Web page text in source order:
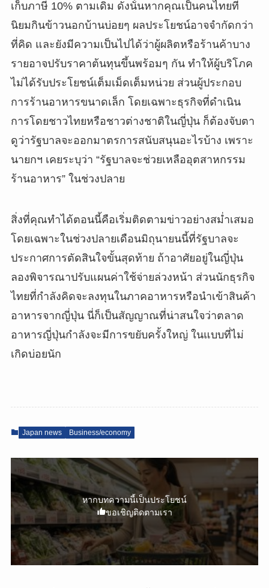
เก็บภาษี 10% ตามเดิม ดังนั้นหากคุณเป็นคนไทยที่
นิยมกินข้าวนอกบ้านบ่อยๆ ผลประโยชน์อาจจำกัดกว่า
ที่คิด และยังมีความเป็นไปได้ว่าผู้ผลิตหรือร้านค้าบาง
รายอาจปรับราคาต้นทุนขึ้นพร้อมๆ กัน ทำให้ผู้บริโภค
ไม่ได้รับประโยชน์เต็มเม็ดเต็มหน่วย ส่วนผู้ประกอบ
การร้านอาหารขนาดเล็ก โดยเฉพาะธุรกิจที่ดำเนิน
การโดยชาวไทยหรือชาวต่างชาติในญี่ปุ่น ก็ต้องจับตา
ดูว่ารัฐบาลจะออกมาตรการสนับสนุนอะไรบ้าง เพราะ
นายกฯ เคยระบุว่า “รัฐบาลจะช่วยเหลืออุตสาหกรรม
ร้านอาหาร” ในช่วงปลาย
สิ่งที่คุณทำได้ตอนนี้คือเริ่มติดตามข่าวอย่างสม่ำเสมอ
โดยเฉพาะในช่วงปลายเดือนมิถุนายนนี้ที่รัฐบาลจะ
ประกาศการตัดสินใจขั้นสุดท้าย ถ้าอาศัยอยู่ในญี่ปุ่น
ลองพิจารณาปรับแผนค่าใช้จ่ายล่วงหน้า ส่วนนักธุรกิจ
ไทยที่กำลังคิดจะลงทุนในภาคอาหารหรือนำเข้าสินค้า
อาหารจากญี่ปุ่น นี่ก็เป็นสัญญาณที่น่าสนใจว่าตลาด
อาหารญี่ปุ่นกำลังจะมีการขยับครั้งใหญ่ ในแบบที่ไม่
เกิดบ่อยนัก
Japan news Business/economy
หากบทความนี้เป็นประโยชน์
ขอเชิญติดตามเรา